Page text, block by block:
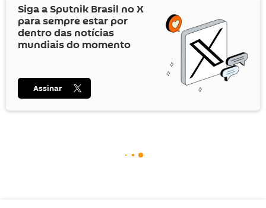
Siga a Sputnik Brasil noX
para sempre estar por
dentro das notícias
mundiais do momento
Assinar